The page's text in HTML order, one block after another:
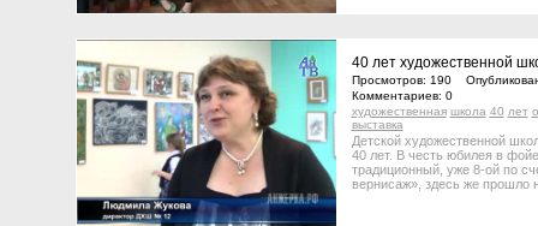
40 лет художественной
Просмотров: 190
Комментариев: 0
художественная школа 40 лет
выставка
Детской художественной
40 лет. В честь юбилея в
традиционный, уже 8-ой по
вернисаж», здесь же прошло